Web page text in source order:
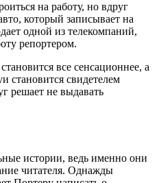
на работу, но вдруг
который записывает на
одной из телекомпаний,
репортером.
все сенсационнее, а
становится свидетелем
решает не выдавать
истории, ведь именно они
читателя. Однажды